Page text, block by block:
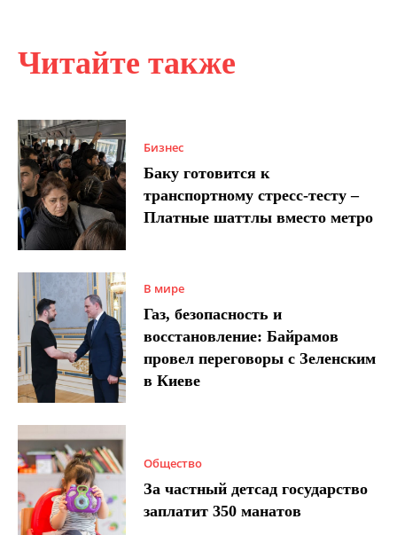
Читайте также
Бизнес
Баку готовится к
транспортному стресс-тесту –
Платные шаттлы вместо метро
В мире
Газ, безопасность и
восстановление: Байрамов
провел переговоры с Зеленским
в Киеве
Общество
За частный детсад государство
заплатит 350 манатов